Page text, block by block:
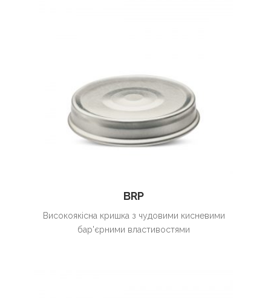
BRP
Високоякісна кришка з чудовими кисневими
бар'єрними властивостями